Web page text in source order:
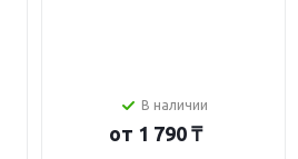
В наличии
от 1 790 ₸